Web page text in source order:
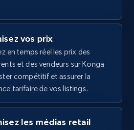
Currency, Gtin,
urls, Top reviews, and
Commencer
vos prix
en temps réel les prix des
et des vendeurs sur Konga
compétitif et assurer la
tarifaire de vos listings.
les médias retail